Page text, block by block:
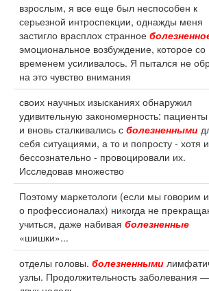
взрослым, я все еще был неспособен к
серьезной интроспекции, однажды меня
застигло врасплох странное
эмоциональное возбуждение, которое со
временем усиливалось. Я пытался не
на это чувство внимания
своих научных изысканиях обнаружил
удивительную закономерность:
и вновь сталкивались с болезненными
себя ситуациями, а то и попросту - хотя и
бессознательно - провоцировали их.
Исследовав множество
Поэтому маркетологи (если мы говорим
о профессионалах) никогда не
учиться, даже набивая болезненные
«шишки»...
отделы головы. болезненными
узлы. Продолжительность заболевания